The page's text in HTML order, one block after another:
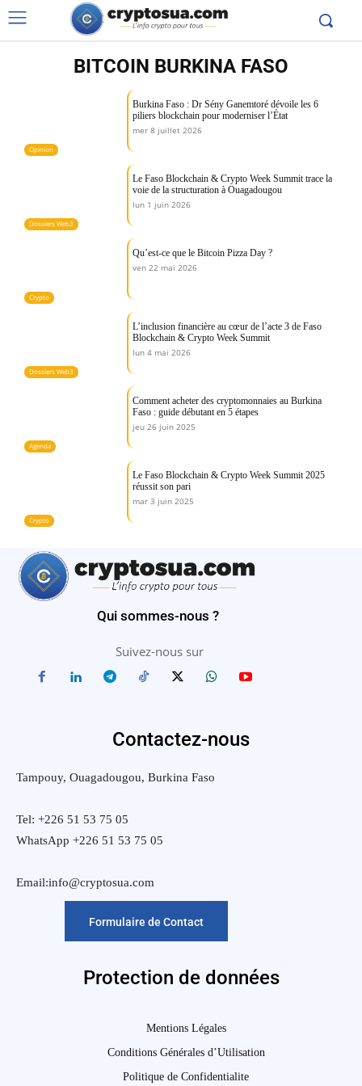
BITCOIN BURKINA FASO
Opinion
Burkina Faso : Dr Sény Ganemtoré dévoile les 6
piliers blockchain pour moderniser l’État
mer 8 juillet 2026
Dossiers Web3
Le Faso Blockchain & Crypto Week Summit trace la
voie de la structuration à Ouagadougou
lun 1 juin 2026
Crypto
Qu’est-ce que le Bitcoin Pizza Day ?
ven 22 mai 2026
Dossiers Web3
L’inclusion financière au cœur de l’acte 3 de Faso
Blockchain & Crypto Week Summit
lun 4 mai 2026
Agenda
Comment acheter des cryptomonnaies au Burkina
Faso : guide débutant en 5 étapes
jeu 26 juin 2025
Crypto
Le Faso Blockchain & Crypto Week Summit 2025
réussit son pari
mar 3 juin 2025
Qui sommes-nous ?
Suivez-nous sur
Contactez-nous
Tampouy, Ouagadougou, Burkina Faso
Tel: +226 51 53 75 05
WhatsApp +226 51 53 75 05
Email:info@cryptosua.com
Formulaire de Contact
Protection de données
Mentions Légales
Conditions Générales d’Utilisation
Politique de Confidentialite